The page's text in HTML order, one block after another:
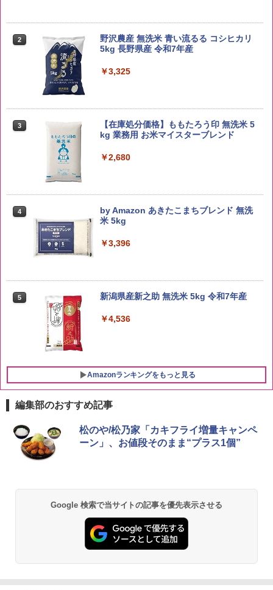
2
野沢農産 無洗米 青い流るる コシヒカリ
5kg 長野県産 令和7年産
￥3,325
3
【在庫処分価格】ももたろう印 無洗米 5
kg 業務用 お米マイスターブレンド
￥2,680
4
by Amazon あきたこまちブレンド 無洗
米 5kg
￥3,396
5 新潟県産新之助 無洗米 5kg 令和7年産
￥4,536
Amazonランキングをもっと見る
1
ブラックニッカ ニッカ Nikka ウィスキ
ー4000ml ブラックニッカクリア ウヰス
キー 【日本 アサヒ ウィスキー】 大容量
角瓶 2700ml サントリー ウイスキー ハ
イボール 大容量
1
チキンラーメン どんぶり 85g×12個 日清
食品 インスタント カップ麺
国分 tabete だし麺 千葉県産はまぐりだ
し 塩らーめん 108g×10袋 保存食 備蓄
￥2,294
1
シャープ 過熱水蒸気 オーブンレンジ 23
L 1段調理 ブラック RE-WF232-B シンプ
ル操作 コンパクト 一人暮らし 二人暮ら
￥29,582
[山善] スチームオーブンレンジ 25L 一人
編集部のおすすめ記事
松のや/松乃家「カキフライ増量キャンペ
ーン」、お値段そのまま“プラス1個”
Google 検索で当サイトの記事を優先表示させる